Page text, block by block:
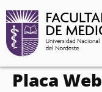
contenido
Placa Web